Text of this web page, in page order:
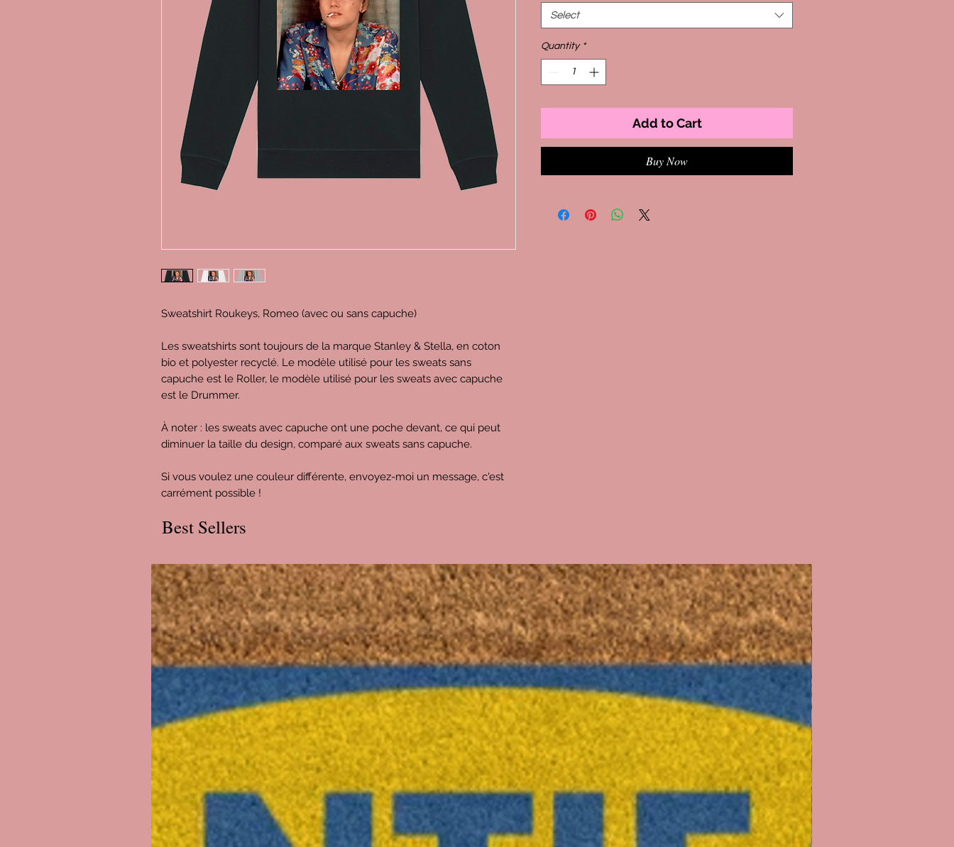
Sweatshirt Roukeys, Romeo (avec ou sans capuche)
Les sweatshirts sont toujours de la marque Stanley & Stella, en coton
bio et polyester recyclé. Le modèle utilisé pour les sweats sans
capuche est le Roller, le modèle utilisé pour les sweats avec capuche
est le Drummer.
À noter : les sweats avec capuche ont une poche devant, ce qui peut
diminuer la taille du design, comparé aux sweats sans capuche.
Si vous voulez une couleur différente, envoyez-moi un message, c'est
carrément possible !
Select
Quantity *
Add to Cart
Buy Now
Best Sellers